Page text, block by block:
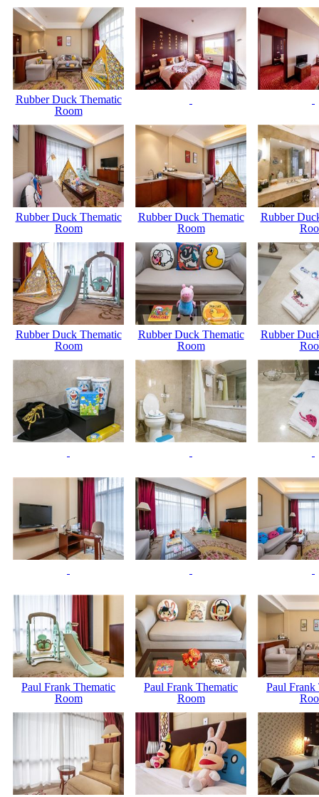
Rubber Duck Thematic
Room
Rubber Duck Thematic
Room
Rubber Duck Thematic
Room
Rubber
Rubber Duck Thematic
Room
Rubber Duck Thematic
Room
Rubber
Paul Frank Thematic
Room
Paul Frank Thematic
Room
Paul Frank